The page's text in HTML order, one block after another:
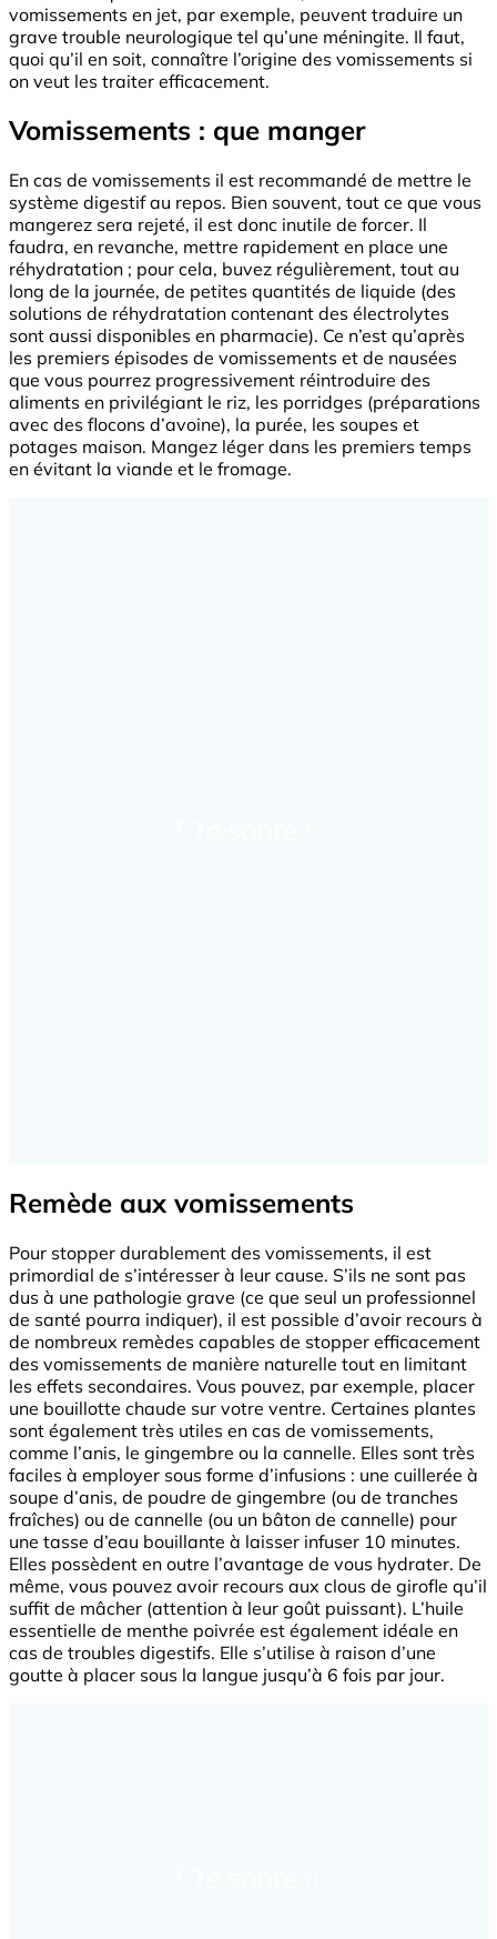
vomissements en jet, par exemple, peuvent traduire un
grave trouble neurologique tel qu’une méningite. Il faut,
quoi qu’il en soit, connaître l’origine des vomissements si
on veut les traiter efficacement.
Vomissements : que manger
En cas de vomissements il est recommandé de mettre le
système digestif au repos. Bien souvent, tout ce que vous
mangerez sera rejeté, il est donc inutile de forcer. Il
faudra, en revanche, mettre rapidement en place une
réhydratation ; pour cela, buvez régulièrement, tout au
long de la journée, de petites quantités de liquide (des
solutions de réhydratation contenant des électrolytes
sont aussi disponibles en pharmacie). Ce n’est qu’après
les premiers épisodes de vomissements et de nausées
que vous pourrez progressivement réintroduire des
aliments en privilégiant le riz, les porridges (préparations
avec des flocons d’avoine), la purée, les soupes et
potages maison. Mangez léger dans les premiers temps
en évitant la viande et le fromage.
Remède aux vomissements
Pour stopper durablement des vomissements, il est
primordial de s’intéresser à leur cause. S’ils ne sont pas
dus à une pathologie grave (ce que seul un professionnel
de santé pourra indiquer), il est possible d’avoir recours à
de nombreux remèdes capables de stopper efficacement
des vomissements de manière naturelle tout en limitant
les effets secondaires. Vous pouvez, par exemple, placer
une bouillotte chaude sur votre ventre. Certaines plantes
sont également très utiles en cas de vomissements,
comme l’anis, le gingembre ou la cannelle. Elles sont très
faciles à employer sous forme d’infusions : une cuillerée à
soupe d’anis, de poudre de gingembre (ou de tranches
fraîches) ou de cannelle (ou un bâton de cannelle) pour
une tasse d’eau bouillante à laisser infuser 10 minutes.
Elles possèdent en outre l’avantage de vous hydrater. De
même, vous pouvez avoir recours aux clous de girofle qu’il
suffit de mâcher (attention à leur goût puissant). L’huile
essentielle de menthe poivrée est également idéale en
cas de troubles digestifs. Elle s’utilise à raison d’une
goutte à placer sous la langue jusqu’à 6 fois par jour.